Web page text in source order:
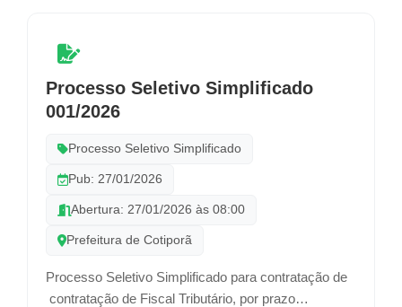
Processo Seletivo Simplificado
001/2026
Processo Seletivo Simplificado
Pub: 27/01/2026
Abertura: 27/01/2026 às 08:00
Prefeitura de Cotiporã
Processo Seletivo Simplificado para contratação de
contratação de Fiscal Tributário, por prazo